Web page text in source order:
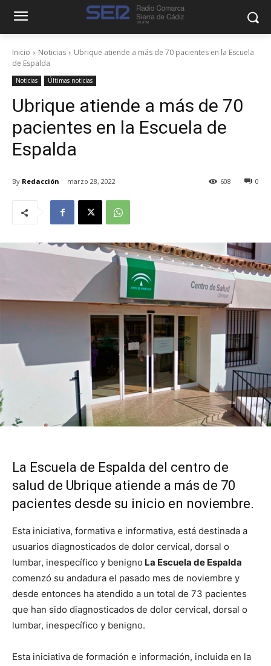
Inicio Noticias
Ubrique atiende a más de 70 pacientes en la Escuela
de Espalda
Noticias Últimas noticias
Ubrique atiende a más de 70
pacientes en la Escuela de
Espalda
By Redacción marzo 28, 2022 0
608
La Escuela de Espalda del centro de
salud de Ubrique atiende a más de 70
pacientes desde su inicio en noviembre.
Esta iniciativa, formativa e informativa, está destinada a
usuarios diagnosticados de dolor cervical, dorsal o
lumbar, inespecífico y benigno La Escuela de Espalda
comenzó su andadura el pasado mes de noviembre y
desde entonces ha atendido a un total de 73 pacientes
que han sido diagnosticados de dolor cervical, dorsal o
lumbar, inespecífico y benigno.
Esta iniciativa de formación e información, incluida en la